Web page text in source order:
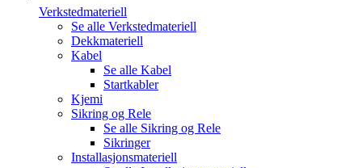
Verkstedmateriell
Se alle Verkstedmateriell
Dekkmateriell
Kabel
Se alle Kabel
Startkabler
Kjemi
Sikring og Rele
Se alle Sikring og Rele
Sikringer
Installasjonsmateriell